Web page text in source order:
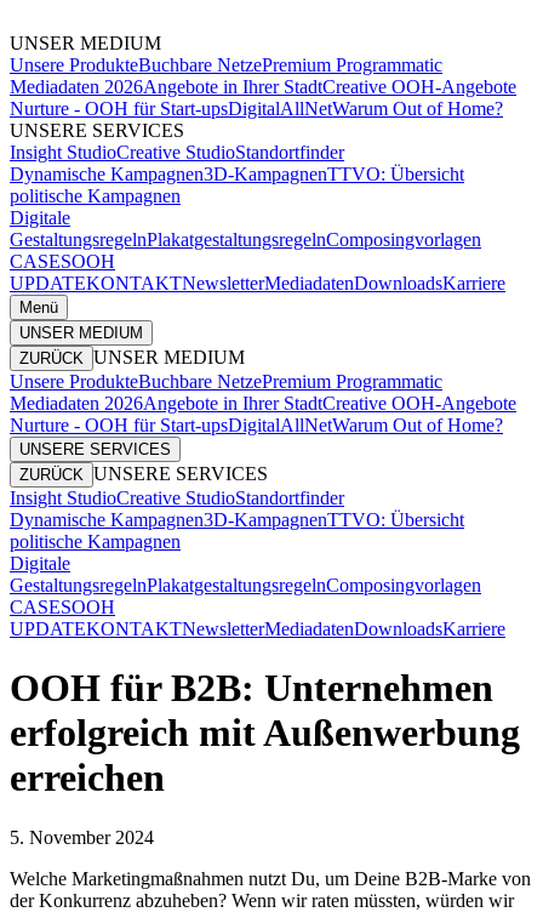
UNSER MEDIUM
Unsere ProdukteBuchbare NetzePremium Programmatic
Mediadaten 2026Angebote in Ihrer StadtCreative OOH-Angebote
Nurture - OOH für Start-upsDigitalAllNetWarum Out of Home?
UNSERE SERVICES
Insight StudioCreative StudioStandortfinder
Dynamische Kampagnen3D-KampagnenTTVO: Übersicht
politische Kampagnen
Digitale
GestaltungsregelnPlakatgestaltungsregelnComposingvorlagen
CASESOOH
UPDATEKONTAKTNewsletterMediadatenDownloadsKarriere
Menü
UNSER MEDIUM
ZURÜCK UNSER MEDIUM
Unsere ProdukteBuchbare NetzePremium Programmatic
Mediadaten 2026Angebote in Ihrer StadtCreative OOH-Angebote
Nurture - OOH für Start-upsDigitalAllNetWarum Out of Home?
UNSERE SERVICES
ZURÜCK UNSERE SERVICES
Insight StudioCreative StudioStandortfinder
Dynamische Kampagnen3D-KampagnenTTVO: Übersicht
politische Kampagnen
Digitale
GestaltungsregelnPlakatgestaltungsregelnComposingvorlagen
CASESOOH
UPDATEKONTAKTNewsletterMediadatenDownloadsKarriere
OOH für B2B: Unternehmen
erfolgreich mit Außenwerbung
erreichen
5. November 2024
Welche Marketingmaßnahmen nutzt Du, um Deine B2B-Marke von
der Konkurrenz abzuheben? Wenn wir raten müssten, würden wir